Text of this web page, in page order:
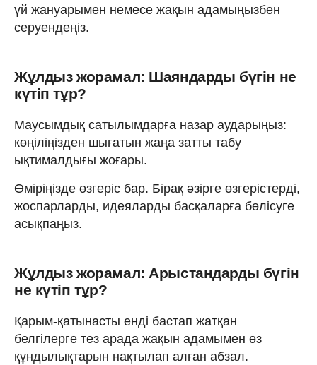
үй жануарымен немесе жақын адамыңызбен
серуендеңіз.
Жұлдыз жорамал: Шаяндарды бүгін не
күтіп тұр?
Маусымдық сатылымдарға назар аударыңыз:
көңіліңізден шығатын жаңа затты табу
ықтималдығы жоғары.
Өміріңізде өзгеріс бар. Бірақ әзірге өзгерістерді,
жоспарларды, идеяларды басқаларға бөлісуге
асықпаңыз.
Жұлдыз жорамал: Арыстандарды бүгін
не күтіп тұр?
Қарым-қатынасты енді бастап жатқан
белгілерге тез арада жақын адамымен өз
құндылықтарын нақтылап алған абзал.